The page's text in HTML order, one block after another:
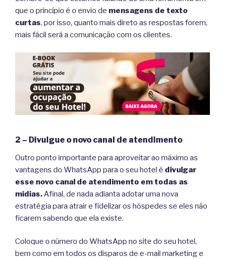
que o princípio é o envio de mensagens de texto
curtas, por isso, quanto mais direto as respostas forem,
mais fácil será a comunicação com os clientes.
2 – Divulgue o novo canal de atendimento
Outro ponto importante para aproveitar ao máximo as
vantagens do WhatsApp para o seu hotel é divulgar
esse novo canal de atendimento em todas as
mídias.Afinal, de nada adianta adotar uma nova
estratégia para atrair e fidelizar os hóspedes se eles não
ficarem sabendo que ela existe.
Coloque o número do WhatsApp no site do seu hotel,
bem como em todos os disparos de e-mail marketing e